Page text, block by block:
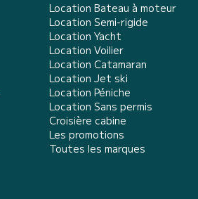
Location Bateau à moteur
Location Semi-rigide
Location Yacht
Location Voilier
Location Catamaran
Location Jet ski
Location Péniche
Location Sans permis
Croisière cabine
Les promotions
Toutes les marques